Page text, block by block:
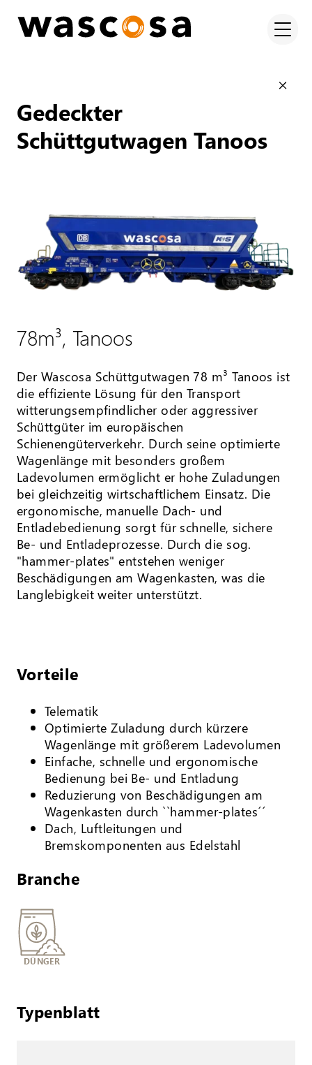
Gedeckter
Schüttgutwagen Tanoos
78m³, Tanoos
Der Wascosa Schüttgutwagen 78 m³ Tanoos ist
die effiziente Lösung für den Transport
witterungsempfindlicher oder aggressiver
Schüttgüter im europäischen
Schienengüterverkehr. Durch seine optimierte
Wagenlänge mit besonders großem
Ladevolumen ermöglicht er hohe Zuladungen
bei gleichzeitig wirtschaftlichem Einsatz. Die
ergonomische, manuelle Dach- und
Entladebedienung sorgt für schnelle, sichere
Be- und Entladeprozesse. Durch die sog.
"hammer-plates" entstehen weniger
Beschädigungen am Wagenkasten, was die
Langlebigkeit weiter unterstützt.
Vorteile
Telematik
Optimierte Zuladung durch kürzere
Wagenlänge mit größerem Ladevolumen
Einfache, schnelle und ergonomische
Bedienung bei Be- und Entladung
Reduzierung von Beschädigungen am
Wagenkasten durch ``hammer-plates´´
Dach, Luftleitungen und
Bremskomponenten aus Edelstahl
Branche
DÜNGER
Typenblatt